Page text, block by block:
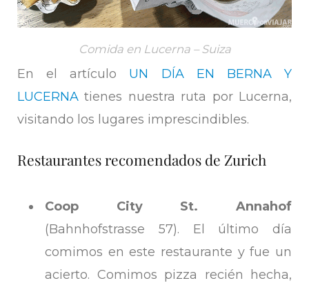
Comida en Lucerna – Suiza
En el artículo UN DÍA EN BERNA Y
LUCERNA tienes nuestra ruta por Lucerna,
visitando los lugares imprescindibles.
Restaurantes recomendados de Zurich
Coop City St. Annahof
(Bahnhofstrasse 57). El último día
comimos en este restaurante y fue un
acierto. Comimos pizza recién hecha,